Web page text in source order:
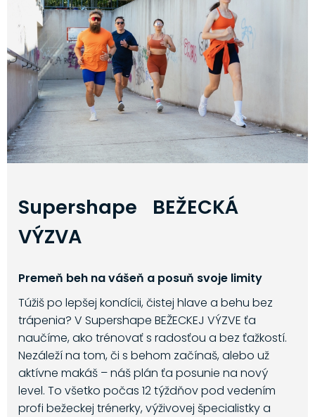
Supershape BEŽECKÁ
VÝZVA
Premeň beh na vášeň a posuň svoje limity
Túžiš po lepšej kondícii, čistej hlave a behu bez
trápenia? V Supershape BEŽECKEJ VÝZVE ťa
naučíme, ako trénovať s radosťou a bez ťažkostí.
Nezáleží na tom, či s behom začínaš, alebo už
aktívne makáš – náš plán ťa posunie na nový
level. To všetko počas 12 týždňov pod vedením
profi bežeckej trénerky, výživovej špecialistky a